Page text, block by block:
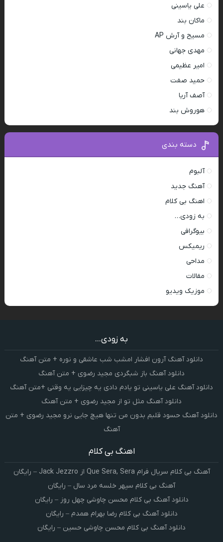
علی یاسینی
ماکان بند
مسیح و آرش AP
مهدی جهانی
امیر عظیمی
حمید صفت
آصف آریا
هوروش بند
دسته بندی
آلبوم
آهنگ جدید
اهنگ بی کلام
به زودی…
بیوگرافی
ریمیکس
مداحی
مقالات
موزیک ویدیو
به زودی...
دانلود آهنگ آرون افشار امشب شب عاشقی و نوره + متن آهنگ
دانلود آهنگ باز شبگردی مجید رضوی + متن آهنگ
دانلود آهنگ علی یاسینی تو یادم دادی یه چیزایی یه وقتی +متن آهنگ
دانلود آهنگ مثل تو از مجید رضوی + متن آهنگ
دانلود آهنگ حسود قلبم بدون من تنها هیچ جایی نرو مجید رضوی + متن
آهنگ
اهنگ بی کلام
آهنگ بی کلام سریال فرام Que Sera, Sera از Jack Jezzro – رایگان
آهنگ بی کلام سپهر خلسه مرد سال – رایگان
دانلود آهنگ بی کلام محسن چاوشی چهل روز – رایگان
دانلود آهنگ بی کلام رضا بهرام همدم – رایگان
دانلود آهنگ بی کلام محسن چاوشی حسین – رایگان